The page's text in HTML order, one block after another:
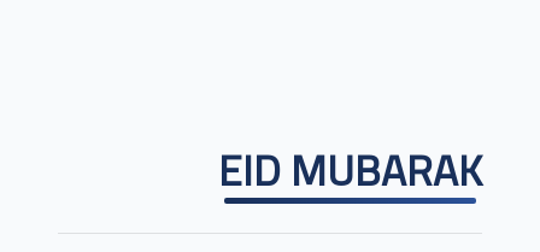
EID MUBARAK